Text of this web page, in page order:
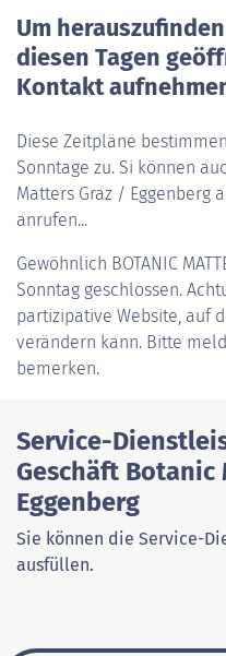
Um
diesen Tagen
Kontakt
Diese Zeitpläne
Sonntage zu. Si können
Matters Graz / Eggenberg
anrufen...
Gewöhnlich BOTANIC
Sonntag geschlossen.
partizipative Website, auf
verändern kann. Bitte
bemerken.
Service-
Geschäft
Eggenberg
Sie können die Service-
ausfüllen.